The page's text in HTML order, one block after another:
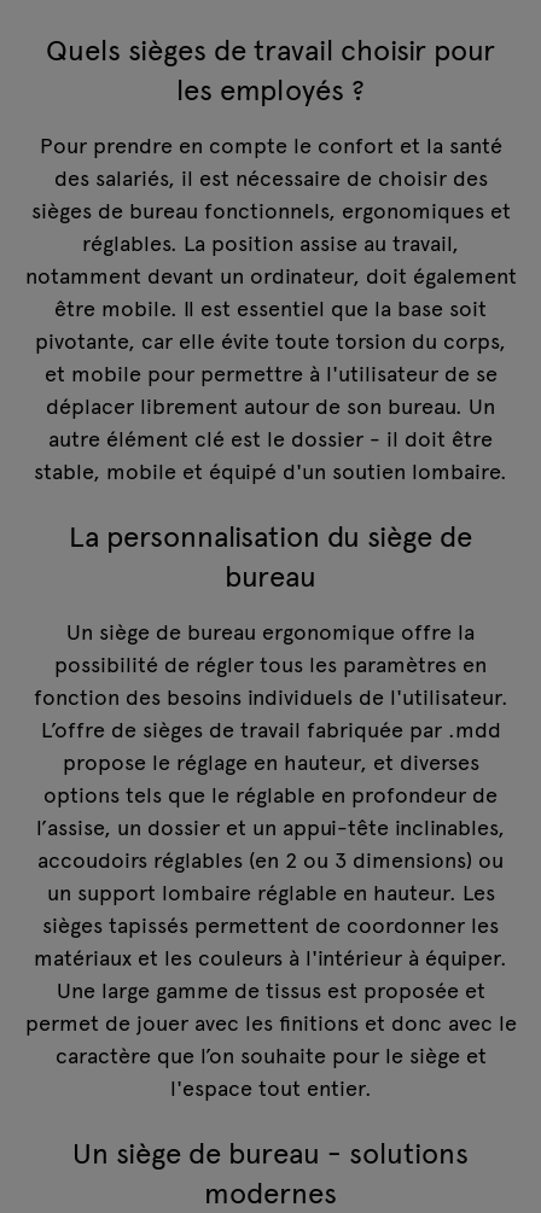
Quels sièges de travail choisir pour
les employés ?
Pour prendre en compte le confort et la santé
des salariés, il est nécessaire de choisir des
sièges de bureau fonctionnels, ergonomiques et
réglables. La position assise au travail,
notamment devant un ordinateur, doit également
être mobile. Il est essentiel que la base soit
pivotante, car elle évite toute torsion du corps,
et mobile pour permettre à l'utilisateur de se
déplacer librement autour de son bureau. Un
autre élément clé est le dossier - il doit être
stable, mobile et équipé d'un soutien lombaire.
La personnalisation du siège de
bureau
Un siège de bureau ergonomique offre la
possibilité de régler tous les paramètres en
fonction des besoins individuels de l'utilisateur.
L’offre de sièges de travail fabriquée par .mdd
propose le réglage en hauteur, et diverses
options tels que le réglable en profondeur de
l’assise, un dossier et un appui-tête inclinables,
accoudoirs réglables (en 2 ou 3 dimensions) ou
un support lombaire réglable en hauteur. Les
sièges tapissés permettent de coordonner les
matériaux et les couleurs à l'intérieur à équiper.
Une large gamme de tissus est proposée et
permet de jouer avec les finitions et donc avec le
caractère que l’on souhaite pour le siège et
l'espace tout entier.
Un siège de bureau - solutions
modernes